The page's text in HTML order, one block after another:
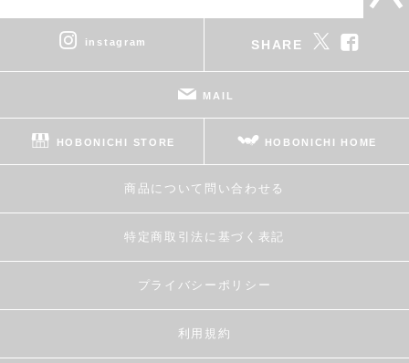
instagram SHARE
MAIL
HOBONICHI STORE HOBONICHI HOME
商品について問い合わせる
特定商取引法に基づく表記
プライバシーポリシー
利用規約